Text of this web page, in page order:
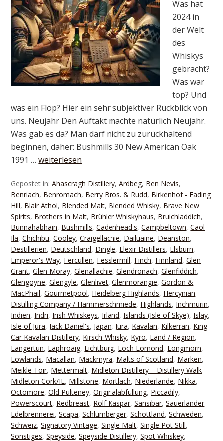
Was hat
2024 in
der Welt
des
Whiskys
gebracht?
Was war
top? Und
was ein Flop? Hier ein sehr subjektiver Rückblick von
uns. Neujahr Den Auftakt machte natürlich Neujahr.
Was gab es da? Man darf nicht zu zurückhaltend
beginnen, daher: Bushmills 30 New American Oak
1991 …weiterlesen
Gepostet in:Ahascragh Distillery,Ardbeg, Ben Nevis,
Benriach, Benromach, Berry Bros. & Rudd, Birkenhof - Fading
Hill, Blair Athol, Blended Malt, Blended Whisky, Brave New
Spirits, Brothers in Malt, Brühler Whiskyhaus, Bruichladdich,
Bunnahabhain, Bushmills,Cadenhead's,Campbeltown,Caol
Ila,Chichibu,Cooley,Craigellachie, Dailuaine, Deanston,
Destillerien, Deutschland, Dingle, Elexir Distillers, Elsburn,
Emperor's Way, Fercullen, Fesslermill, Finch, Finnland,Glen
Grant,Glen Moray,Glenallachie,Glendronach,Glenfiddich,
Glengoyne,Glengyle,Glenlivet,Glenmorangie,Gordon &
MacPhail,Gourmetpool, Heidelberg Highlands, Hercynian
Distilling Company / Hammerschmiede, Highlands, Inchmurin,
Indien, Indri, Irish Whiskeys, Irland, Islands (Isle of Skye), Islay,
Isle of Jura, Jack Daniel's, Japan, Jura, Kavalan, Kilkerran, King
Car Kavalan Distillery, Kirsch-Whisky, Kyrö, Land / Region,
Langertun, Laphroaig, Lichtburg, Loch Lomond, Longmorn,
Lowlands, Macallan, Mackmyra, Malts of Scotland, Marken,
Meikle Toir, Mettermalt, Midleton Distillery – Distillery Walk
Midleton Cork/IE, Millstone, Mortlach, Niederlande, Nikka,
Octomore,Old Pulteney,Originalabfüllung, Piccadily,
Powerscourt, Redbreast, Rolf Kaspar,Sansibar,Sauerländer
Edelbrennerei,Scapa,Schlumberger,Schottland,Schweden,
Schweiz,Signatory Vintage,Single Malt,Single Pot Still,
Sonstiges,Speyside,Speyside Distillery,Spot Whiskey,